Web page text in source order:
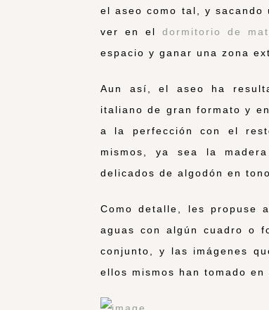
el aseo como tal, y
ver en el dormitorio de
espacio y ganar una zona
Aun así, el aseo ha
italiano de gran formato y
a la perfección con el
mismos, ya sea la
delicados de algodón en
Como detalle, les propuse
aguas con algún cuadro o
conjunto, y las imágenes
ellos mismos han tomado